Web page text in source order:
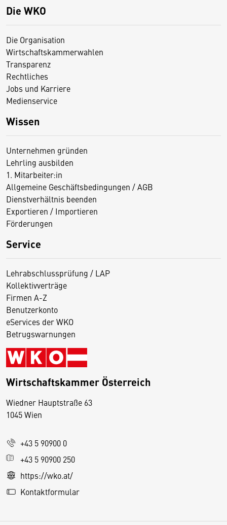
Die WKO
Die Organisation
Wirtschaftskammerwahlen
Transparenz
Rechtliches
Jobs und Karriere
Medienservice
Wissen
Unternehmen gründen
Lehrling ausbilden
1. Mitarbeiter:in
Allgemeine Geschäftsbedingungen / AGB
Dienstverhältnis beenden
Exportieren / Importieren
Förderungen
Service
Lehrabschlussprüfung / LAP
Kollektivverträge
Firmen A-Z
Benutzerkonto
eServices der WKO
Betrugswarnungen
Wirtschaftskammer Österreich
Wiedner Hauptstraße 63
1045 Wien
+43 5 90900 0
+43 5 90900 250
https://wko.at/
Kontaktformular
D
s
e
S
e